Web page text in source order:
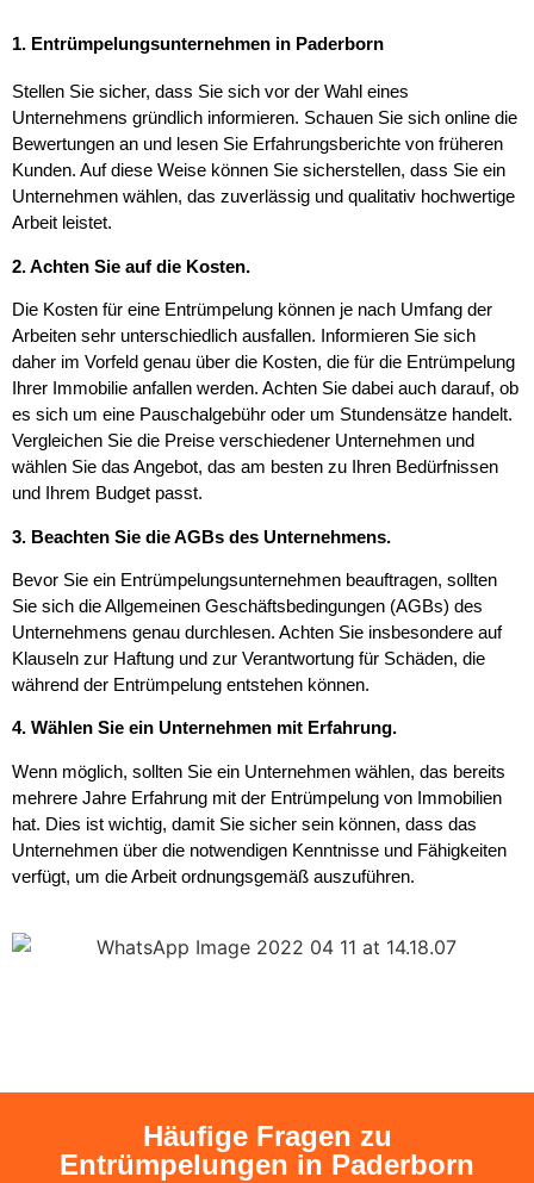
1. Entrümpelungsunternehmen in Paderborn
Stellen Sie sicher, dass Sie sich vor der Wahl eines
Unternehmens gründlich informieren. Schauen Sie sich online die
Bewertungen an und lesen Sie Erfahrungsberichte von früheren
Kunden. Auf diese Weise können Sie sicherstellen, dass Sie ein
Unternehmen wählen, das zuverlässig und qualitativ hochwertige
Arbeit leistet.
2. Achten Sie auf die Kosten.
Die Kosten für eine Entrümpelung können je nach Umfang der
Arbeiten sehr unterschiedlich ausfallen. Informieren Sie sich
daher im Vorfeld genau über die Kosten, die für die Entrümpelung
Ihrer Immobilie anfallen werden. Achten Sie dabei auch darauf, ob
es sich um eine Pauschalgebühr oder um Stundensätze handelt.
Vergleichen Sie die Preise verschiedener Unternehmen und
wählen Sie das Angebot, das am besten zu Ihren Bedürfnissen
und Ihrem Budget passt.
3. Beachten Sie die AGBs des Unternehmens.
Bevor Sie ein Entrümpelungsunternehmen beauftragen, sollten
Sie sich die Allgemeinen Geschäftsbedingungen (AGBs) des
Unternehmens genau durchlesen. Achten Sie insbesondere auf
Klauseln zur Haftung und zur Verantwortung für Schäden, die
während der Entrümpelung entstehen können.
4. Wählen Sie ein Unternehmen mit Erfahrung.
Wenn möglich, sollten Sie ein Unternehmen wählen, das bereits
mehrere Jahre Erfahrung mit der Entrümpelung von Immobilien
hat. Dies ist wichtig, damit Sie sicher sein können, dass das
Unternehmen über die notwendigen Kenntnisse und Fähigkeiten
verfügt, um die Arbeit ordnungsgemäß auszuführen.
Häufige Fragen zu
Entrümpelungen in Paderborn